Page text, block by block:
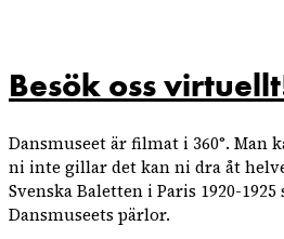
Besök oss
Dansmuseet är filmat i 360°. Man
ni inte gillar det kan ni dra åt
Svenska Baletten i Paris 1920-
Dansmuseets pärlor.